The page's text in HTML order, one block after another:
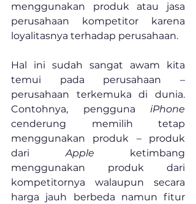
menggunakan produk atau jasa
perusahaan kompetitor karena
loyalitasnya terhadap perusahaan.
Hal ini sudah sangat awam kita
temui pada perusahaan –
perusahaan terkemuka di dunia.
Contohnya, pengguna iPhone
cenderung memilih tetap
menggunakan produk – produk
dari Apple ketimbang
menggunakan produk dari
kompetitornya walaupun secara
harga jauh berbeda namun fitur